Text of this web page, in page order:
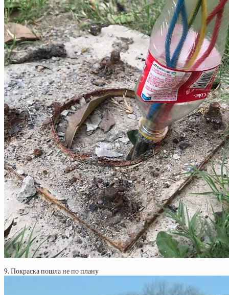
9. Покраска пошла не по плану